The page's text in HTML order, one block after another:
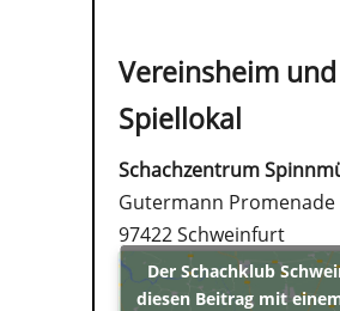
Vereinsheim und
Spiellokal
Schachzentrum
Gutermann Promenade
97422 Schweinfurt
Der Schachklub
diesen Beitrag mit